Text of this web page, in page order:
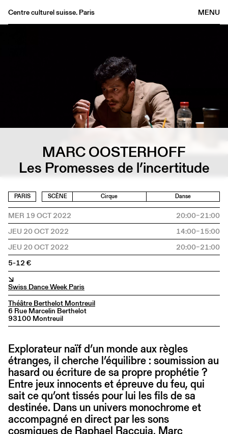
MENU
Centre culturel suisse. Paris
Informations
MARC OOSTERHOFF
Les Promesses de l’incertitude
PARIS SCÈNE Cirque Danse
MER 19 OCT 2022
20:00–21:00
JEU 20 OCT 2022
14:00–15:00
JEU 20 OCT 2022
20:00–21:00
5-12 €
↘
Swiss Dance Week Paris
Théâtre Berthelot Montreuil
6 Rue Marcelin Berthelot
93100 Montreuil
Explorateur naïf d’un monde aux règles
étranges, il cherche l’équilibre : soumission au
hasard ou écriture de sa propre prophétie ?
Entre jeux innocents et épreuve du feu, qui
sait ce qu’ont tissés pour lui les fils de sa
destinée. Dans un univers monochrome et
accompagné en direct par les sons
cosmiques de Raphael Raccuia, Marc